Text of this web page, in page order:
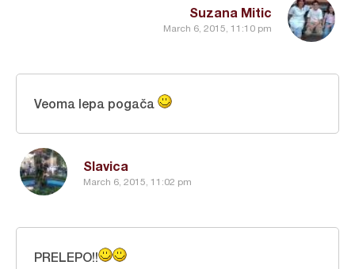
Suzana Mitic
March 6, 2015, 11:10 pm
Slavica
March 6, 2015, 11:02 pm
Veoma lepa pogača
PRELEPO!!